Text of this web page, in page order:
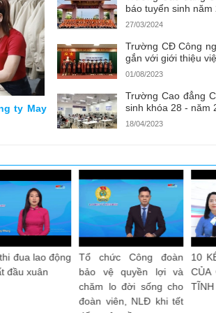
ty May
báo tuyển sinh năm
27/03/2024
Trường CĐ Công
gắn với giới thiệu
01/08/2023
Trường Cao đẳng
sinh khóa 28 - năm
18/04/2023
10 sự kiện, hoạt động
tiêu biểu của Công
đoàn Việt Nam năm
Đẩy mạnh thi đua
động sản xuất
năm 2024